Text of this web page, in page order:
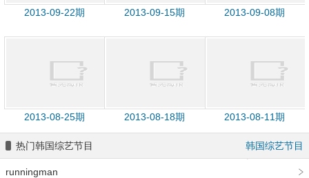
2013-09-22期 2013-09-15期 2013-09-08期
2013-08-25期 2013-08-18期 2013-08-11期
热门韩国综艺节目 韩国综艺节目
runningman